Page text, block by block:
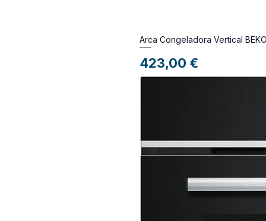
Arca Congeladora Vertical
Preço
423,00 €